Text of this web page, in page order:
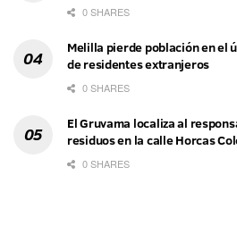
0 SHARES
Melilla pierde población en el
de residentes extranjeros
0 SHARES
El Gruvama localiza al
residuos en la calle Horcas
0 SHARES